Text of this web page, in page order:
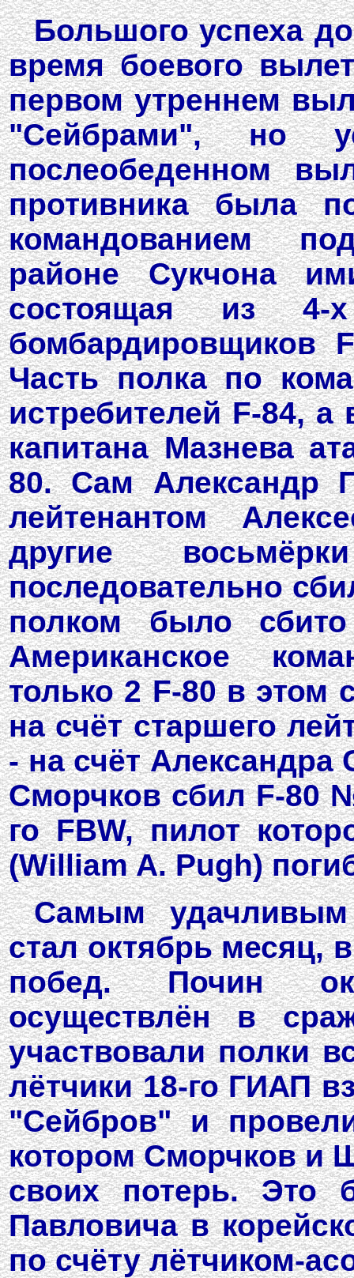
Большого успеха
время боевого
первом утреннем
"Сейбрами", но
послеобеденном
противника была
командованием
районе Сукчона
состоящая из 4-х
бомбардировщиков
Часть полка по
истребителей F-84,
капитана Мазнева
80. Сам Александр
лейтенантом
другие
последовательно
полком было
Американское
только 2 F-80 в этом
на счёт старшего
- на счёт
Сморчков сбил F-80
го FBW, пилот
(William A. Pugh)
Самым удачливым
стал октябрь месяц,
побед. Почин
осуществлён в
участвовали полки
лётчики 18-го ГИАП
"Сейбров" и
котором Сморчков и
своих потерь. Это
Павловича в
по счёту лётчиком-